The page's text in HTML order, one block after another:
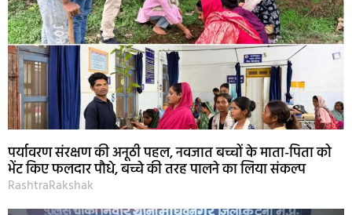
पर्यावरण संरक्षण की अनूठी पहल, नवजात बच्चों के माता-पिता को
भेंट किए फलदार पौधे, बच्चे की तरह पालने का लिया संकल्प
RashtraRakshak